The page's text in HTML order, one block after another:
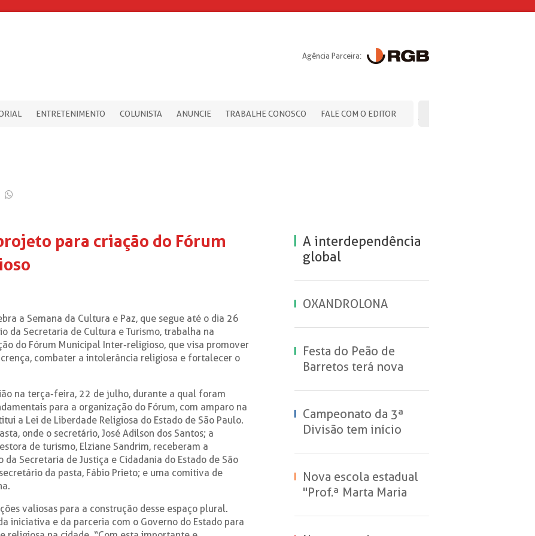
Agência Parceira:
ENTRETENIMENTO COLUNISTA ANUNCIE TRABALHE CONOSCO FALE COM O EDITOR
para criação do Fórum
a Semana da Cultura e Paz, que segue até o dia 26
da Secretaria de Cultura e Turismo, trabalha na
do Fórum Municipal Inter-religioso, que visa promover
combater a intolerância religiosa e fortalecer o
na terça-feira, 22 de julho, durante a qual foram
para a organização do Fórum, com amparo na
a Lei de Liberdade Religiosa do Estado de São Paulo.
onde o secretário, José Adilson dos Santos; a
de turismo, Elziane Sandrim, receberam a
Secretaria de Justiça e Cidadania do Estado de São
da pasta, Fábio Prieto; e uma comitiva de
valiosas para a construção desse espaço plural.
iniciativa e da parceria com o Governo do Estado para
A interdependência
global
OXANDROLONA
Festa do Peão de
Barretos terá nova
Parque do Peão
Campeonato da 3ª
Divisão tem início
Nova escola estadual
"Prof.ª Marta Maria